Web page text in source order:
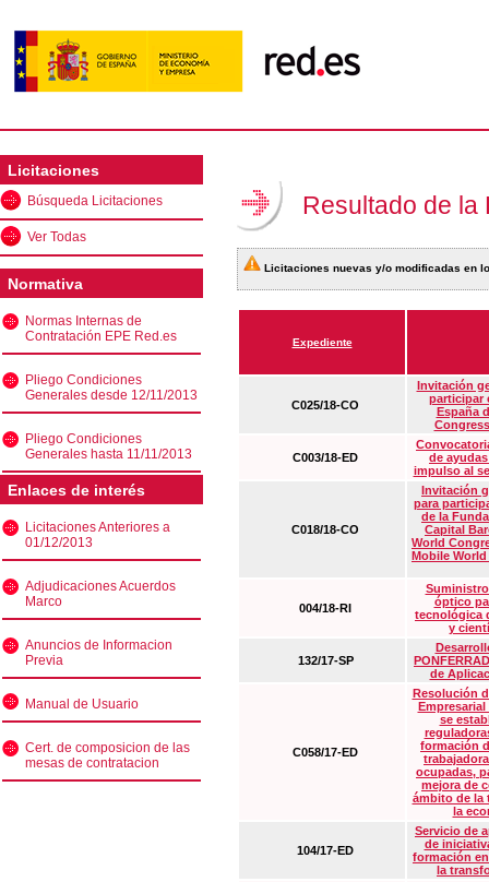
Licitaciones
Búsqueda Licitaciones
Ver Todas
Normativa
Normas Internas de
Contratación EPE Red.es
Pliego Condiciones
Generales desde 12/11/2013
Pliego Condiciones
Generales hasta 11/11/2013
Enlaces de interés
Licitaciones Anteriores a
01/12/2013
Adjudicaciones Acuerdos
Marco
Anuncios de Informacion
Previa
Manual de Usuario
Cert. de composicion de las
mesas de contratacion
Resultado de la
Licitaciones nuevas y/o modificadas en
Expediente
C025/18-CO
Invitación
participar
España
C003/18-ED
de
impulso al
C018/18-CO
Invitación
para
de la
Capital
World
Mobile
004/18-RI
óptico
tecnológica
y
132/17-SP
de
C058/17-ED
Resolución
Empresarial
se
formación
ocupadas,
mejora de
ámbito de la
la
104/17-ED
Servicio de
de
formación
la